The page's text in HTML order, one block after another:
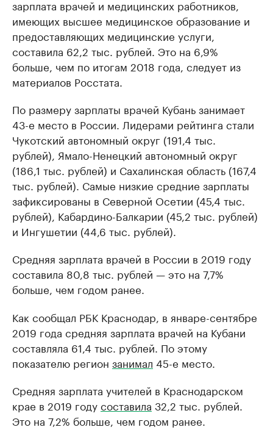
зарплата врачей и медицинских работников,
имеющих высшее медицинское образование и
предоставляющих медицинские услуги,
составила 62,2 тыс. рублей. Это на 6,9%
больше, чем по итогам 2018 года, следует из
материалов Росстата.
По размеру зарплаты врачей Кубань занимает
43-е место в России. Лидерами рейтинга стали
Чукотский автономный округ (191,4 тыс.
рублей), Ямало-Ненецкий автономный округ
(186,1 тыс. рублей) и Сахалинская область (167,4
тыс. рублей). Самые низкие средние зарплаты
зафиксированы в Северной Осетии (45,4 тыс.
рублей), Кабардино-Балкарии (45,2 тыс. рублей)
и Ингушетии (44,6 тыс. рублей).
Средняя зарплата врачей в России в 2019 году
составила 80,8 тыс. рублей — это на 7,7%
больше, чем годом ранее.
Как сообщал РБК Краснодар, в январе-сентябре
2019 года средняя зарплата врачей на Кубани
составляла 61,4 тыс. рублей. По этому
показателю регион занимал 45-е место.
Средняя зарплата учителей в Краснодарском
крае в 2019 годусоставила 32,2 тыс. рублей.
Это на 7,2% больше, чем годом ранее.